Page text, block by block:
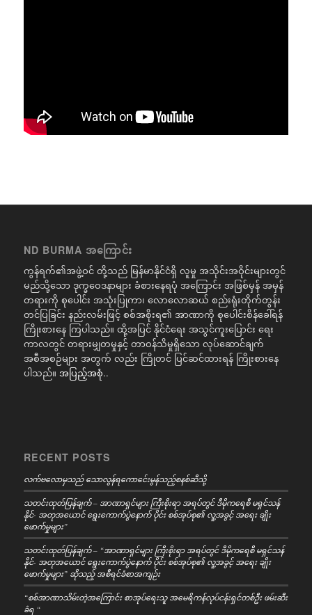
ND BURMA အကြောင်း
ကွန်ရက်၏အဖွဲ့ဝင် တို့သည် မြန်မာနိုင်ငံရှိ လူမှု အသိုင်းအဝိုင်းများတွင်
မည်သို့သော ဒုက္ခဝေဒနာများ ခံစားနေရပုံ အကြောင်း အဖြစ်မှန် အမှန်
တရားကို စုပေါင်း အသုံးပြုကာ၊ လောလောဆယ် စည်းရုံးတိုက်တွန်း
တင်ပြခြင်း နည်းလမ်းဖြင့် စစ်အစိုးရ၏ အာဏာကို စုပေါင်းစိန်ခေါ်ရန်
ကြိုးစားနေ ကြပါသည်။ ထို့အပြင် နိုင်ငံရေး အသွင်ကူးပြောင်း ရေး
ကာလတွင် တရားမျှတမှုနှင့် တာဝန်သိမှုရှိသော လုပ်ဆောင်ချက်
အစီအစဉ်များ အတွက် လည်း ကြိုတင် ပြင်ဆင်ထားရန် ကြိုးစားနေ
ပါသည်။ အပြည့်အစုံ..
RECENT POSTS
လက်ဗလောမှသည် သောလွန်ရကောင်ေးမွန်သည့်စနစ်ဆီသို့
သတင်းထုတ်ပြန်ချက် – အာဏာရှင်များ ကြီးစိုးရာ အရပ်တွင် ဒီမိုကရေစီ မရှင်သန်
နိုင်- အတုအယောင် ရွေးကောက်ပွဲနောက် ပိုင်း စစ်အုပ်စု၏ လူ့အခွင့် အရေး ချိုး
ဖောက်မှုများ”
သတင်းထုတ်ပြန်ချက် – “အာဏာရှင်များ ကြီးစိုးရာ အရပ်တွင် ဒီမိုကရေစီ မရှင်သန်
နိုင်- အတုအယောင် ရွေးကောက်ပွဲနောက် ပိုင်း စစ်အုပ်စု၏ လူ့အခွင့် အရေး ချိုး
ဖောက်မှုများ” ဆိုသည့် အစီရင်ခံစာအကျဉ်း
“စစ်အာဏာသိမ်းတဲ့အကြောင်း စာအုပ်ရေးသူ အမေရိကန်လုပ်ငန်းရှင်တစ်ဦး ဖမ်းဆီး
ခံရ “